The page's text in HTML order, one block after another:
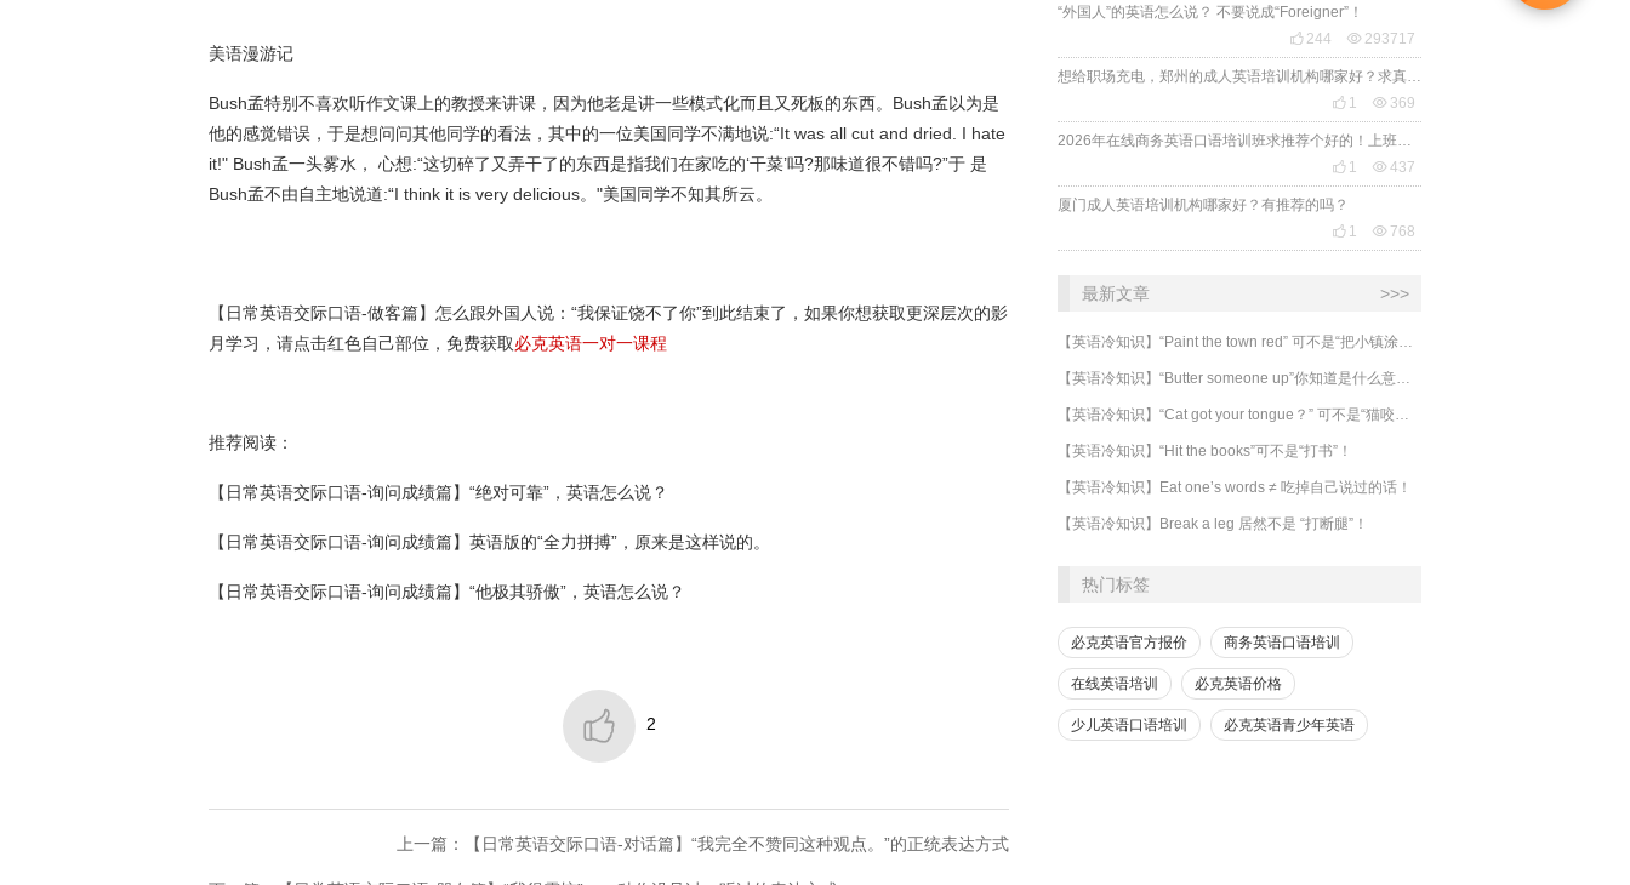
美语漫游记
Bush孟特别不喜欢听作文课上的教授来讲课，因为他老是讲一些模式化而且又死板的东西。Bush孟以为是
他的感觉错误，于是想问问其他同学的看法，其中的一位美国同学不满地说:“It was all cut and dried. I hate
it!" Bush孟一头雾水， 心想:“这切碎了又弄干了的东西是指我们在家吃的‘干菜’吗?那味道很不错吗?”于 是
Bush孟不由自主地说道:“I think it is very delicious。"美国同学不知其所云。
【日常英语交际口语-做客篇】怎么跟外国人说：“我保证饶不了你”到此结束了，如果你想获取更深层次的影
月学习，请点击红色自己部位，免费获取必克英语一对一课程
推荐阅读：
【日常英语交际口语-询问成绩篇】“绝对可靠”，英语怎么说？
【日常英语交际口语-询问成绩篇】英语版的“全力拼搏”，原来是这样说的。
【日常英语交际口语-询问成绩篇】“他极其骄傲”，英语怎么说？
 2
上一篇：【日常英语交际口语-对话篇】“我完全不赞同这种观点。”的正统表达方式
“外国人”的英语怎么说？ 不要说成“Foreigner”！
 244  293717
 1  369
 1 437
厦门成人英语培训机构哪家好？有推荐的吗？
 1  768
最新文章 >>>
​【英语冷知识】“Hit the books”可不是“打书”！
【英语冷知识】Eat one’s words ≠ 吃掉自己说过的话！
【英语冷知识】Break a leg 居然不是 “打断腿”！
热门标签
必克英语官方报价 商务英语口语培训
在线英语培训 必克英语价格
少儿英语口语培训 必克英语青少年英语